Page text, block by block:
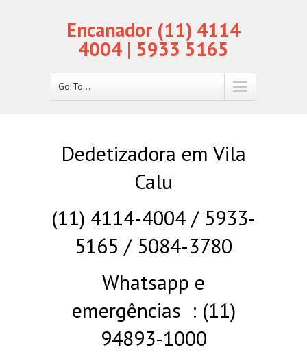
Encanador (11) 4114
4004 | 5933 5165
Go To...
Dedetizadora em Vila
Calu
(11) 4114-4004 / 5933-
5165 / 5084-3780
Whatsapp e
emergências : (11)
94893-1000